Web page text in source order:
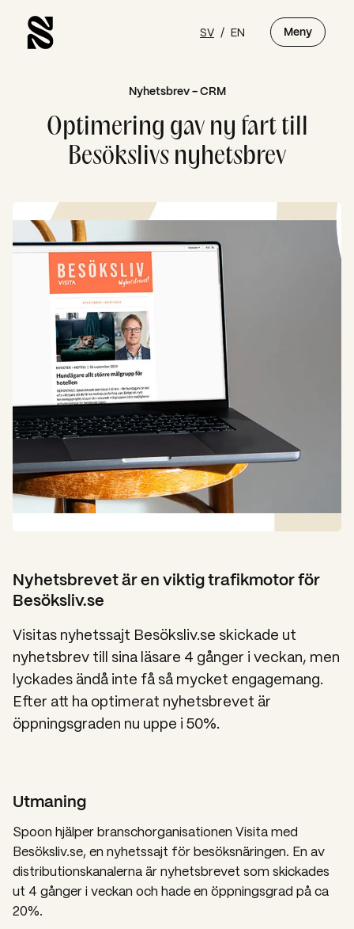
SV / EN Meny
Nyhetsbrev - CRM
Optimering gav ny fart till
Besökslivs nyhetsbrev
Nyhetsbrevet är en viktig trafikmotor för
Besöksliv.se
Visitas nyhetssajt Besöksliv.se skickade ut
nyhetsbrev till sina läsare 4 gånger i veckan, men
lyckades ändå inte få så mycket engagemang.
Efter att ha optimerat nyhetsbrevet är
öppningsgraden nu uppe i 50%.
Utmaning
Spoon hjälper branschorganisationen Visita med
Besöksliv.se, en nyhetssajt för besöksnäringen. En av
distributionskanalerna är nyhetsbrevet som skickades
ut 4 gånger i veckan och hade en öppningsgrad på ca
20%.